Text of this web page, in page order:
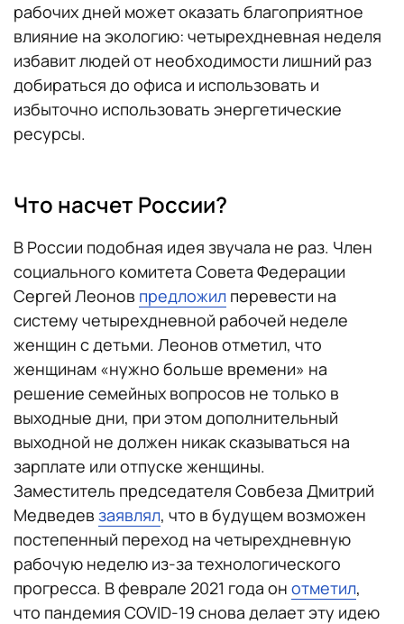
рабочих дней может оказать благоприятное
влияние на экологию: четырехдневная неделя
избавит людей от необходимости лишний раз
добираться до офиса и использовать и
избыточно использовать энергетические
ресурсы.
Что насчет России?
В России подобная идея звучала не раз. Член
социального комитета Совета Федерации
Сергей Леонов предложил перевести на
систему четырехдневной рабочей неделе
женщин с детьми. Леонов отметил, что
женщинам «нужно больше времени» на
решение семейных вопросов не только в
выходные дни, при этом дополнительный
выходной не должен никак сказываться на
зарплате или отпуске женщины.
Заместитель председателя Совбеза Дмитрий
Медведев заявлял, что в будущем возможен
постепенный переход на четырехдневную
рабочую неделю из-за технологического
прогресса. В феврале 2021 года он отметил,
что пандемия COVID-19 снова делает эту идею